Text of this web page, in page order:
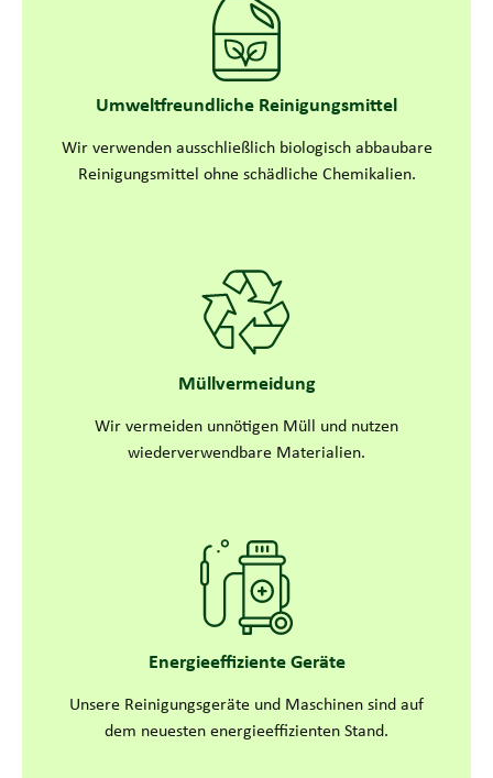
Umweltfreundliche Reinigungsmittel
Wir verwenden ausschließlich biologisch abbaubare
Reinigungsmittel ohne schädliche Chemikalien.
Müllvermeidung
Wir vermeiden unnötigen Müll und nutzen
wiederverwendbare Materialien.
Energieeffiziente Geräte
Unsere Reinigungsgeräte und Maschinen sind auf
dem neuesten energieeffizienten Stand.